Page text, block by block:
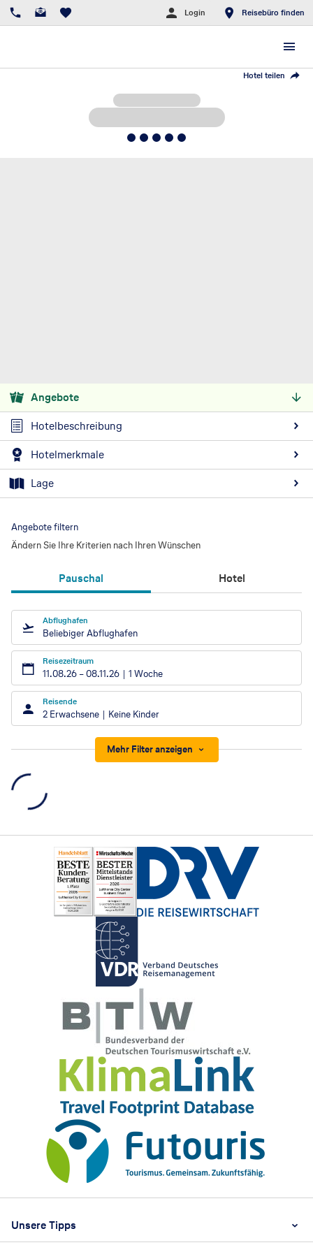
Login Reisebüro finden
Hotel teilen
5
Angebote
Hotelbeschreibung
Hotelmerkmale
Lage
Angebote filtern
Ändern Sie Ihre Kriterien nach Ihren Wünschen
Pauschal Hotel
Abflughafen
Beliebiger Abflughafen
Reisezeitraum
11.08.26 –08.11.26 1 Woche
Reisende
2 Erwachsene Keine Kinder
Mehr Filter anzeigen
Unsere Tipps